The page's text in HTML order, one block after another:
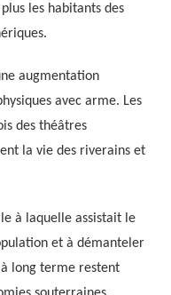
les habitants des
augmentation
avec arme. Les
des théâtres
la vie des riverains et
à laquelle assistait le
et à démanteler
à long terme restent